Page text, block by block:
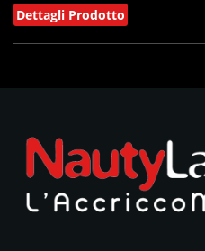
Dettagli Prodotto